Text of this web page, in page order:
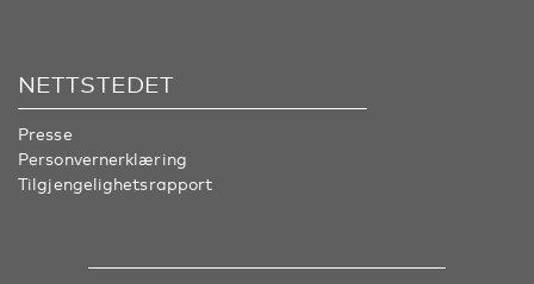
NETTSTEDET
Presse
Personvernerklæring
Tilgjengelighetsrapport